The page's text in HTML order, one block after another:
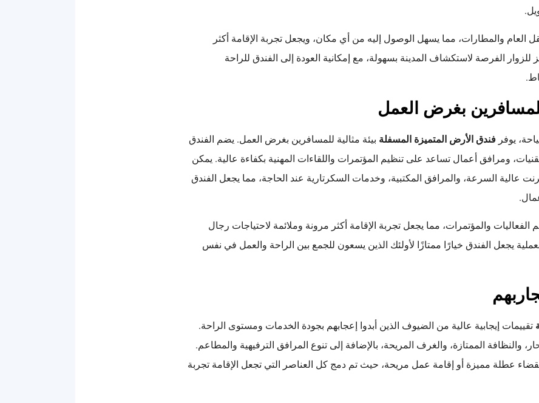
العام والمطارات، مما يسهل الوصول إليه من أي مكان، ويجعل تجربة الإقامة أكثر
الفرصة لاستكشاف المدينة بسهولة، مع إمكانية العودة إلى الفندق للراحة
للمسافرين بغرض العمل
يوفر فندق الأرض المتميزة المسفلة بيئة مثالية للمسافرين بغرض العمل. يضم الفندق
ومرافق أعمال تساعد على تنظيم المؤتمرات واللقاءات المهنية بكفاءة عالية. يمكن
عالية السرعة، والمرافق المكتبية، وخدمات السكرتارية عند الحاجة، مما يجعل الفندق
الفعاليات والمؤتمرات، مما يجعل تجربة الإقامة أكثر مرونة وملائمة لاحتياجات رجال
يجعل الفندق خيارًا ممتازًا لأولئك الذين يسعون للجمع بين الراحة والعمل في نفس
تقييمات إيجابية عالية من الضيوف الذين أبدوا إعجابهم بجودة الخدمات ومستوى الراحة.
والنظافة الممتازة، والغرف المريحة، بالإضافة إلى تنوع المرافق الترفيهية والمطاعم.
لقضاء عطلة مميزة أو إقامة عمل مريحة، حيث تم دمج كل العناصر التي تجعل الإقامة تجربة